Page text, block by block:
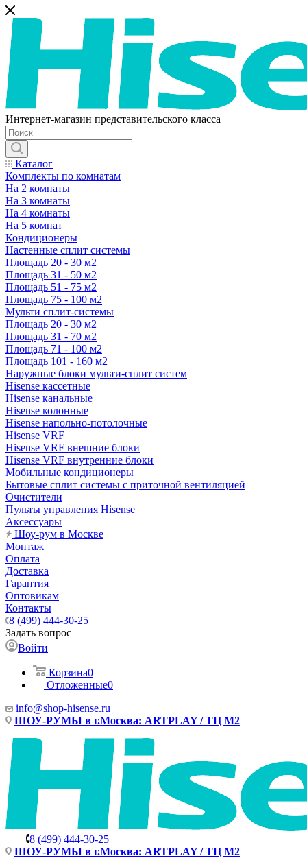
Интернет-магазин представительского класса
Каталог
Комплекты по комнатам
На 2 комнаты
На 3 комнаты
На 4 комнаты
На 5 комнат
Кондиционеры
Настенные сплит системы
Площадь 20 - 30 м2
Площадь 31 - 50 м2
Площадь 51 - 75 м2
Площадь 75 - 100 м2
Мульти сплит-системы
Площадь 20 - 30 м2
Площадь 31 - 70 м2
Площадь 71 - 100 м2
Площадь 101 - 160 м2
Наружные блоки мульти-сплит систем
Hisense кассетные
Hisense канальные
Hisense колонные
Hisense напольно-потолочные
Hisense VRF
Hisense VRF внешние блоки
Hisense VRF внутренние блоки
Мобильные кондиционеры
Бытовые сплит системы с приточной вентиляцией
Очистители
Пульты управления Hisense
Аксессуары
Шоу-рум в Москве
Монтаж
Оплата
Доставка
Гарантия
Оптовикам
Контакты
8 (499) 444-30-25
Задать вопрос
Войти
Корзина0
Отложенные0
info@shop-hisense.ru
ШОУ-РУМЫ в г.Москва: ARTPLAY / ТЦ М2
8 (499) 444-30-25
ШОУ-РУМЫ в г.Москва: ARTPLAY / ТЦ М2